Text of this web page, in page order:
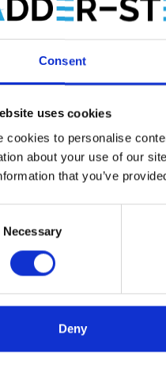
Consent
uses cookies
cookies to personalise
about your use of our
that you’ve
Necessary
Deny
Staltor